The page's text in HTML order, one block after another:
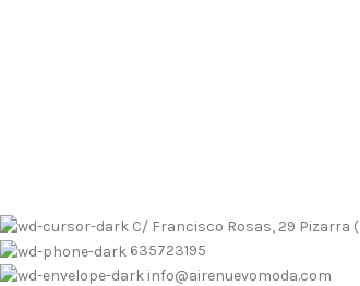
C/ Francisco Rosas, 29 Pizarra
635723195
info@airenuevomoda.com